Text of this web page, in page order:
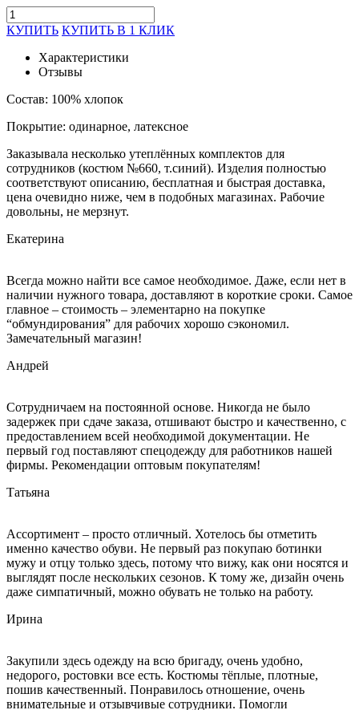
КУПИТЬ КУПИТЬ В 1 КЛИК
Характеристики
Отзывы
Состав: 100% хлопок
Покрытие: одинарное, латексное
Заказывала несколько утеплённых комплектов для
сотрудников (костюм №660, т.синий). Изделия полностью
соответствуют описанию, бесплатная и быстрая доставка,
цена очевидно ниже, чем в подобных магазинах. Рабочие
довольны, не мерзнут.
Екатерина
Всегда можно найти все самое необходимое. Даже, если нет в
наличии нужного товара, доставляют в короткие сроки. Самое
главное – стоимость – элементарно на покупке
“обмундирования” для рабочих хорошо сэкономил.
Замечательный магазин!
Андрей
Сотрудничаем на постоянной основе. Никогда не было
задержек при сдаче заказа, отшивают быстро и качественно, с
предоставлением всей необходимой документации. Не
первый год поставляют спецодежду для работников нашей
фирмы. Рекомендации оптовым покупателям!
Татьяна
Ассортимент – просто отличный. Хотелось бы отметить
именно качество обуви. Не первый раз покупаю ботинки
мужу и отцу только здесь, потому что вижу, как они носятся и
выглядят после нескольких сезонов. К тому же, дизайн очень
даже симпатичный, можно обувать не только на работу.
Ирина
Закупили здесь одежду на всю бригаду, очень удобно,
недорого, ростовки все есть. Костюмы тёплые, плотные,
пошив качественный. Понравилось отношение, очень
внимательные и отзывчивые сотрудники. Помогли